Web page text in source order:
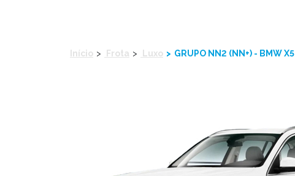
Início Frota Luxo GRUPO NN2 (NN+) - BMW X5